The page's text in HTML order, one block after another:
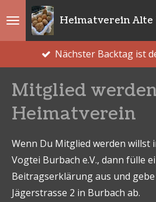
Hauptinhalt
Nächster Backtag ist der
Mitglied
Heimatverein
Wenn Du Mitglied werden willst
Vogtei Burbach e.V., dann fülle
Beitragserklärung aus und
Jägerstrasse 2 in Burbach ab.